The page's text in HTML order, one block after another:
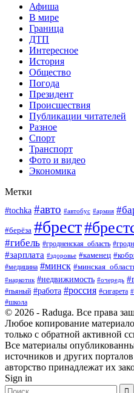
Афиша
В мире
Граница
ДТП
Интересное
История
Общество
Погода
Президент
Происшествия
Публикации читателей
Разное
Спорт
Транспорт
Фото и видео
Экономика
Метки
#tochka #авто #автобус #армия
#берёза #брест
#гибель #гродненская_область
#зарплата #здоровье #каменец
#медицина #минск
#наркотик #недвижимость #очередь
#пьяный #работа #россия #сигарета
#школа
© 2026 - Raduga. Все права
Любое копирование
только с обратной активной
Все материалы
источников и других
авторство принадлежат их
Sign in